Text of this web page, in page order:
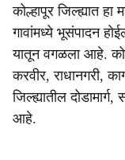
कोल्हापूर जिल्ह्यात
गावांमध्ये भूसंपादन
यातून वगळला आहे.
करवीर, राधानगरी,
जिल्ह्यातील
आहे.